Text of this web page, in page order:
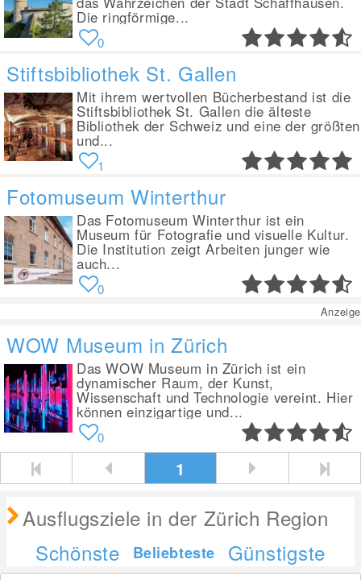
Die ringförmige...
0
Stiftsbibliothek St. Gallen
Mit ihrem wertvollen Bücherbestand ist die
Stiftsbibliothek St. Gallen die älteste
Bibliothek der Schweiz und eine der größten
und...
1
Fotomuseum Winterthur
Das Fotomuseum Winterthur ist ein
Museum für Fotografie und visuelle Kultur.
Die Institution zeigt Arbeiten junger wie
auch...
0
Anzeige
WOW Museum in Zürich
Das WOW Museum in Zürich ist ein
dynamischer Raum, der Kunst,
Wissenschaft und Technologie vereint. Hier
können einzigartige und...
0
1
Ausflugsziele in der Zürich Region
Schönste
Beliebteste
Günstigste